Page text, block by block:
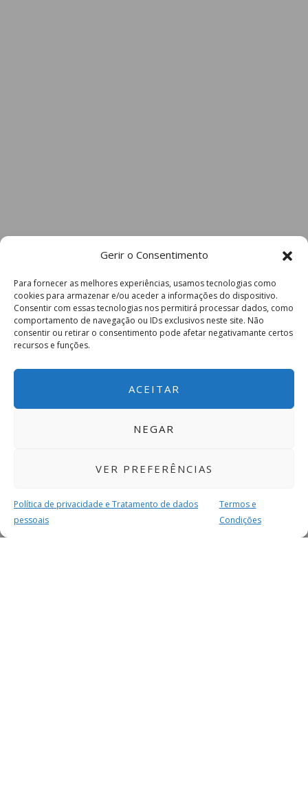
Gerir o Consentimento
Para fornecer as melhores experiências, usamos tecnologias como
cookies para armazenar e/ou aceder a informações do dispositivo.
Consentir com essas tecnologias nos permitirá processar dados, como
comportamento de navegação ou IDs exclusivos neste site. Não
consentir ou retirar o consentimento pode afetar negativamante certos
recursos e funções.
ACEITAR
NEGAR
VER PREFERÊNCIAS
Política de privacidade e Tratamento de dados
pessoais
Termos e
Condições